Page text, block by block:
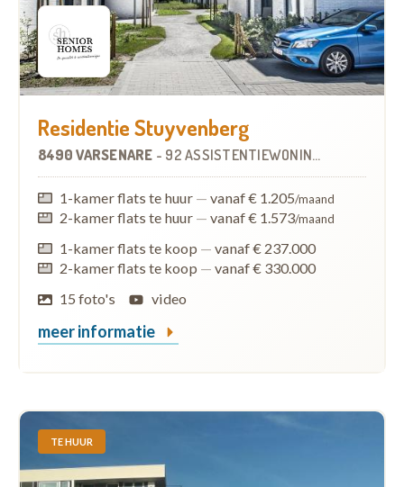
Residentie Stuyvenberg
8490 VARSENARE - 92 ASSISTENTIEWONINGEN
1-kamer flats te huur — vanaf € 1.205/maand
2-kamer flats te huur — vanaf € 1.573/maand
1-kamer flats te koop — vanaf € 237.000
2-kamer flats te koop — vanaf € 330.000
15 foto's
video
meer informatie
TE HUUR